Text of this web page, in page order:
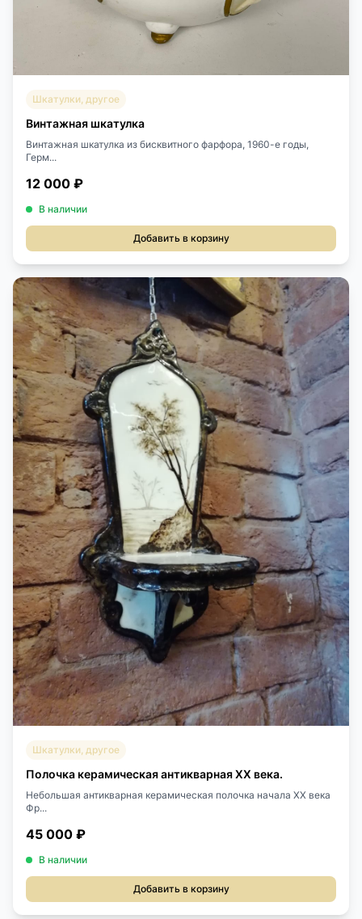
Шкатулки, другое
Винтажная шкатулка
Винтажная шкатулка из бисквитного фарфора, 1960-е годы,
Герм...
12 000 ₽
В наличии
Добавить в корзину
Шкатулки, другое
Полочка керамическая антикварная XX века.
Небольшая антикварная керамическая полочка начала XX века
Фр...
45 000 ₽
В наличии
Добавить в корзину